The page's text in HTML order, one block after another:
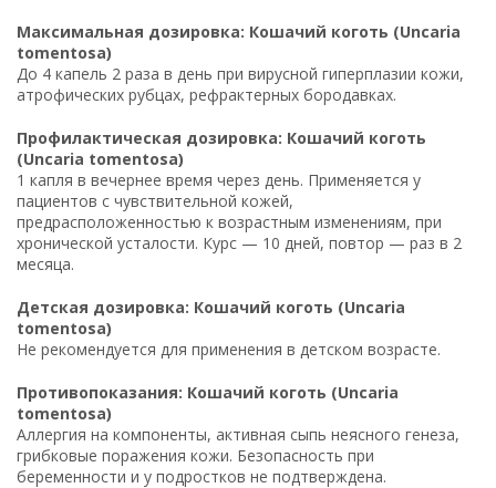
Максимальная дозировка: Кошачий коготь (Uncaria
tomentosa)
До 4 капель 2 раза в день при вирусной гиперплазии кожи,
атрофических рубцах, рефрактерных бородавках.
Профилактическая дозировка: Кошачий коготь
(Uncaria tomentosa)
1 капля в вечернее время через день. Применяется у
пациентов с чувствительной кожей,
предрасположенностью к возрастным изменениям, при
хронической усталости. Курс — 10 дней, повтор — раз в 2
месяца.
Детская дозировка: Кошачий коготь (Uncaria
tomentosa)
Не рекомендуется для применения в детском возрасте.
Противопоказания: Кошачий коготь (Uncaria
tomentosa)
Аллергия на компоненты, активная сыпь неясного генеза,
грибковые поражения кожи. Безопасность при
беременности и у подростков не подтверждена.